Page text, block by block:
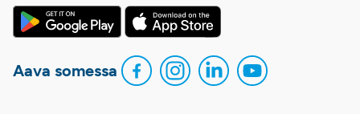
Aava somessa